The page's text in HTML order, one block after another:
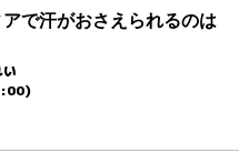
アで汗がおさえられるのは